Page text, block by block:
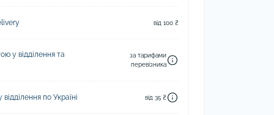
від 100 ₴
у відділення та
за тарифами
перевізника
по Україні від 35 ₴